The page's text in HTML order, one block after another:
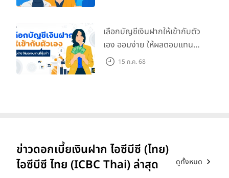
เลือกบัญชีเงินฝากให้เข้ากับตัว
เอง ออมง่าย ให้ผลตอบแทนที่
คุ้มค่า15 ก.ค. 68
ข่าวดอกเบี้ยเงินฝาก ไอซีบีซี (ไทย)
ไอซีบีซี ไทย (ICBC Thai) ล่าสุด
ดูทั้งหมด